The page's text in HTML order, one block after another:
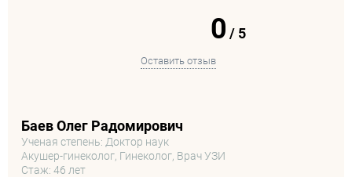
0 /5
Оставить отзыв
Баев Олег Радомирович
Ученая степень: Доктор наук
Акушер-гинеколог, Гинеколог, Врач УЗИ
Стаж: 46 лет